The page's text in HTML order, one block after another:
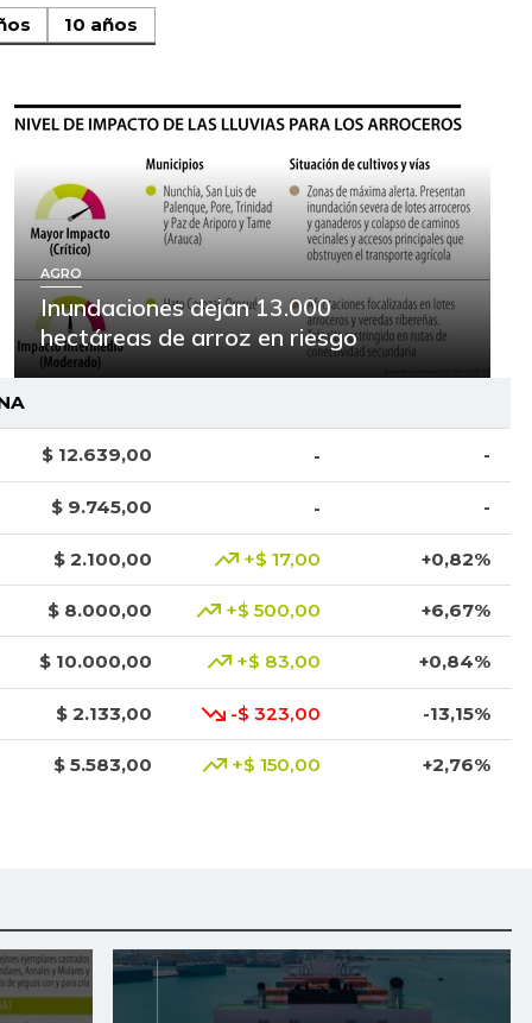
10 años
AGRO
Inundaciones dejan 13.000
hectáreas de arroz en riesgo
$ 12.639,00 - -
$ 9.745,00 - -
$ 2.100,00 +$ 17,00 +0,82%
$ 8.000,00 +$ 500,00 +6,67%
$ 10.000,00 +$ 83,00 +0,84%
$ 2.133,00 -$ 323,00 -13,15%
$ 5.583,00 +$ 150,00 +2,76%
$ 1.917,00 -$ 16,00